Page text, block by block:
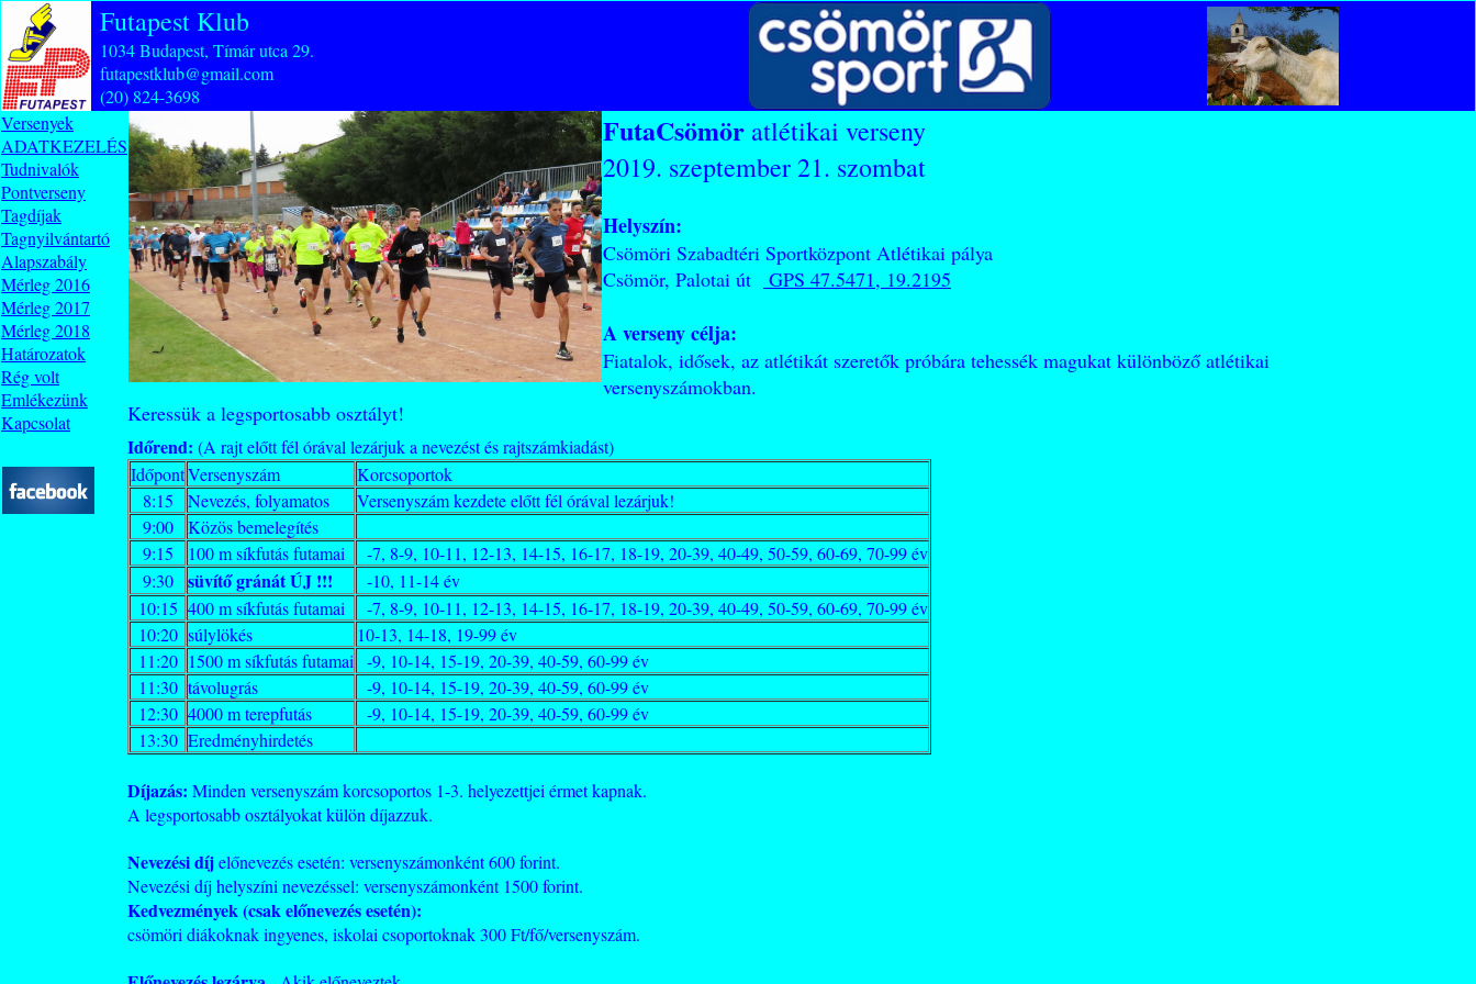
Futapest Klub
1034 Budapest, Tímár utca 29.
futapestklub@gmail.com
(20) 824-3698
Versenyek
ADATKEZELÉS
Tudnivalók
Pontverseny
Tagdíjak
Tagnyilvántartó
Alapszabály
Mérleg 2016
Mérleg 2017
Mérleg 2018
Határozatok
Rég volt
Emlékezünk
Kapcsolat
FutaCsömör atlétikai verseny
2019. szeptember 21. szombat
Helyszín:
Csömöri Szabadtéri Sportközpont Atlétikai pálya
Csömör, Palotai út
GPS 47.5471, 19.2195
A verseny célja:
Fiatalok, idősek, az atlétikát szeretők próbára tehessék magukat különböző atlétikai
versenyszámokban.
Keressük a legsportosabb osztályt!
Időrend: (A rajt előtt fél órával lezárjuk a nevezést és rajtszámkiadást)
IdőpontVersenyszám
Korcsoportok
8:15
Nevezés, folyamatos
Versenyszám kezdete előtt fél órával lezárjuk!
9:00
Közös bemelegítés
9:15
100 m síkfutás futamai
-7, 8-9, 10-11, 12-13, 14-15, 16-17, 18-19, 20-39, 40-49, 50-59, 60-69, 70-99 év
9:30
süvítő gránát ÚJ !!!
-10, 11-14 év
10:15 400 m síkfutás futamai
-7, 8-9, 10-11, 12-13, 14-15, 16-17, 18-19, 20-39, 40-49, 50-59, 60-69, 70-99 év
10:20 súlylökés
10-13, 14-18, 19-99 év
11:20 1500 m síkfutás futamai
-9, 10-14, 15-19, 20-39, 40-59, 60-99 év
11:30 távolugrás
-9, 10-14, 15-19, 20-39, 40-59, 60-99 év
12:30 4000 m terepfutás
-9, 10-14, 15-19, 20-39, 40-59, 60-99 év
13:30 Eredményhirdetés
Díjazás: Minden versenyszám korcsoportos 1-3. helyezettjei érmet kapnak.
A legsportosabb osztályokat külön díjazzuk.
Nevezési díjelőnevezés esetén: versenyszámonként 600 forint.
Nevezési díj helyszíni nevezéssel: versenyszámonként 1500 forint.
Kedvezmények (csak előnevezés esetén):
csömöri diákoknak ingyenes, iskolai csoportoknak 300 Ft/fő/versenyszám.